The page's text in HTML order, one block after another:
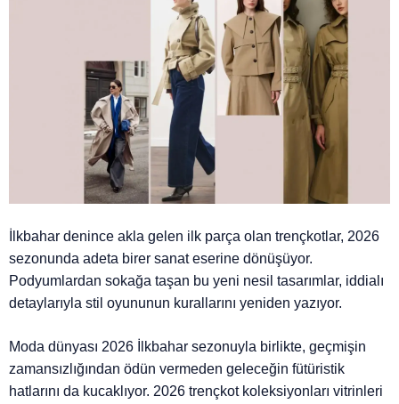
İlkbahar denince akla gelen ilk parça olan trençkotlar, 2026
sezonunda adeta birer sanat eserine dönüşüyor.
Podyumlardan sokağa taşan bu yeni nesil tasarımlar, iddialı
detaylarıyla stil oyununun kurallarını yeniden yazıyor.
Moda dünyası 2026 İlkbahar sezonuyla birlikte, geçmişin
zamansızlığından ödün vermeden geleceğin fütüristik
hatlarını da kucaklıyor. 2026 trençkot koleksiyonları vitrinleri